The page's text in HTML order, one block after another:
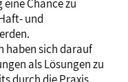
Chance zu
und
haben sich darauf
als Lösungen zu